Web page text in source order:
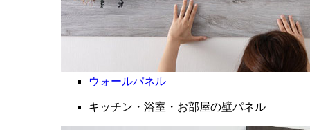
ウォールパネル
キッチン・浴室・お部屋の壁パネル